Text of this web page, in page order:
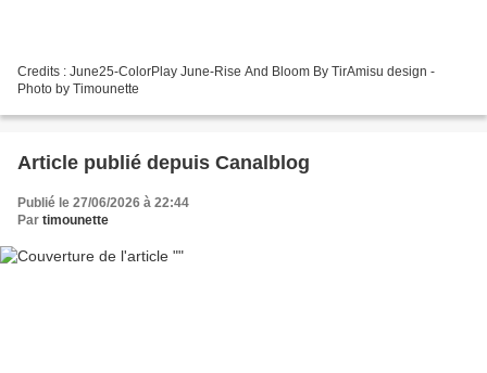
Credits : June25-ColorPlay June-Rise And Bloom By TirAmisu design -
Photo by Timounette
Article publié depuis Canalblog
Publié le 27/06/2026 à 22:44
Par timounette